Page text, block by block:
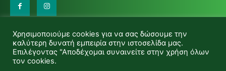
d.makas@yahoo.gr
info@agrofitro.gr
Μακάς Ντίνος
Χρησιμοποιούμε cookies για να σας δώσουμε την
καλύτερη δυνατή εμπειρία στην ιστοσελίδα μας.
Επιλέγοντας "Αποδέχομαι συναινείτε στην χρήση όλων
τον cookies.